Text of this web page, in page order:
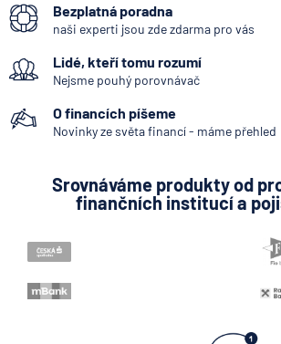
Okamžitá platba
Systémově významná banka
Kodex mobility klientů
Bankovní licence
Konstantní symbol
Variabilní symbol
KYC (Know Your Customer)
Bezplatná poradna
naši experti jsou zde zdarma pro vás
Lidé, kteří tomu rozumí
Nejsme pouhý porovnávač
O financích píšeme
Novinky ze světa financí - máme přehled
Srovnáváme produkty od
finančních institucí a